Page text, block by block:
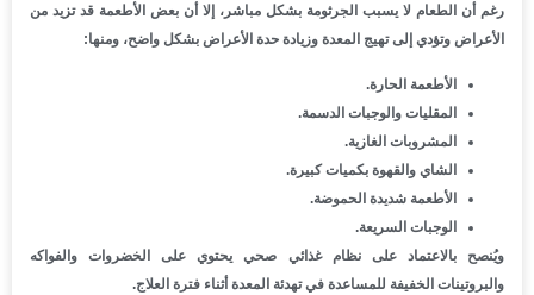
رغم أن الطعام لا يسبب الجرثومة بشكل مباشر، إلا أن بعض الأطعمة قد تزيد من
الأعراض وتؤدي إلى تهيج المعدة وزيادة حدة الأعراض بشكل واضح، ومنها:
الأطعمة الحارة.
المقليات والوجبات الدسمة.
المشروبات الغازية.
الشاي والقهوة بكميات كبيرة.
الأطعمة شديدة الحموضة.
الوجبات السريعة.
ويُنصح بالاعتماد على نظام غذائي صحي يحتوي على الخضروات والفواكه
والبروتينات الخفيفة للمساعدة في تهدئة المعدة أثناء فترة العلاج.